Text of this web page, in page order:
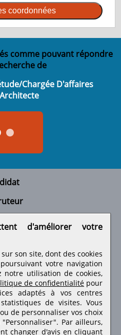
coordonnées
comme pouvant répondre
de
Chargée D'affaires
les réseaux sociaux
d'améliorer votre
son site, dont des cookies
votre navigation
notre utilisation de cookies,
de confidentialité pour
adaptés à vos centres
de visites.Vous
de personnaliser vos choix
Par ailleurs,
changer d'avis en cliquant